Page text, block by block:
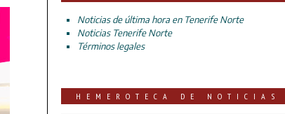
Noticias de última hora en Tenerife Norte
Noticias Tenerife Norte
Términos legales
HEMEROTECA DE NOTICIAS